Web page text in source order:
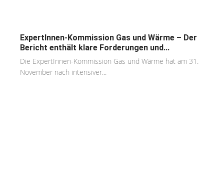
ExpertInnen-Kommission Gas und Wärme – Der
Bericht enthält klare Forderungen und...
Die ExpertInnen-Kommission Gas und Wärme hat am 31.
November nach intensiver...